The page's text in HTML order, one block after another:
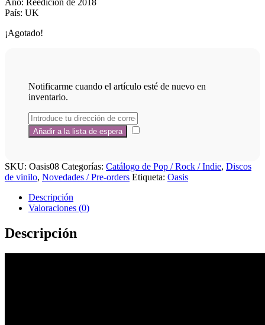
País: UK
¡Agotado!
Notificarme cuando el artículo esté de nuevo en
inventario.
SKU: Oasis08 Categorías: Catálogo de Pop / Rock / Indie, Discos
de vinilo, Novedades / Pre-orders Etiqueta: Oasis
Descripción
Valoraciones (0)
Descripción